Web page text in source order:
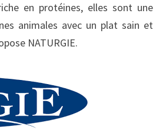
en protéines, elles sont une
animales avec un plat sain et
NATURGIE.